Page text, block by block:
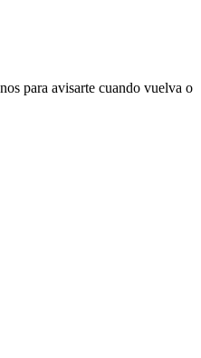
para avisarte cuando vuelva o